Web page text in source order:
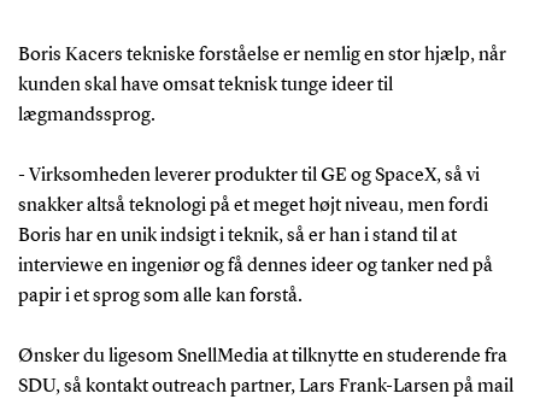
Boris Kacers tekniske forståelse er nemlig en stor hjælp, når
kunden skal have omsat teknisk tunge ideer til
lægmandssprog.
- Virksomheden leverer produkter til GE og SpaceX, så vi
snakker altså teknologi på et meget højt niveau, men fordi
Boris har en unik indsigt i teknik, så er han i stand til at
interviewe en ingeniør og få dennes ideer og tanker ned på
papir i et sprog som alle kan forstå.
Ønsker du ligesom SnellMedia at tilknytte en studerende fra
SDU, så kontakt outreach partner, Lars Frank-Larsen på mail